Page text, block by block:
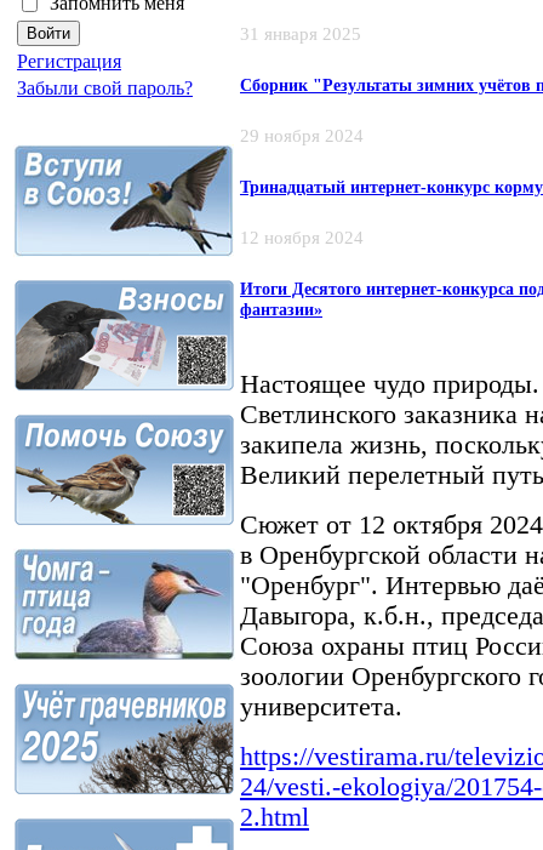
Регистрация
Забыли свой пароль?
31 января 2025
Сборник "Результаты зимних учётов
29 ноября 2024
Тринадцатый интернет-конкурс
12 ноября 2024
Итоги Десятого интернет-конкурса
фантазии»
Настоящее чудо природы.
Светлинского заказника
закипела жизнь,
Великий перелетный
Сюжет от 12 октября
в Оренбургской области
"Оренбург". Интервью
Давыгора, к.б.н.,
Союза охраны птиц
зоологии Оренбургского
университета.
https://vestirama.ru/
24/vesti.-ekologiya/
2.html